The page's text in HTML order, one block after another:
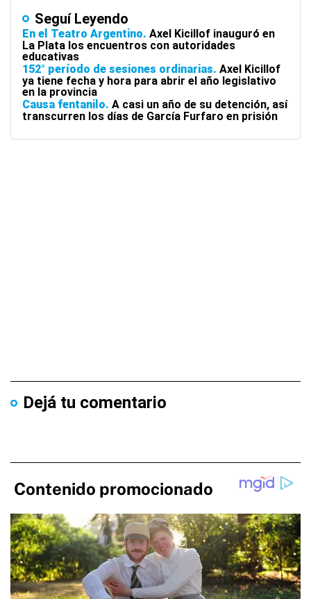
Seguí Leyendo
En el Teatro Argentino Axel Kicillof inauguró en
La Plata los encuentros con autoridades
educativas
152° período de sesiones ordinarias Axel Kicillof
ya tiene fecha y hora para abrir el año legislativo
en la provincia
Causa fentanilo A casi un año de su detención, así
transcurren los días de García Furfaro en prisión
Dejá tu comentario